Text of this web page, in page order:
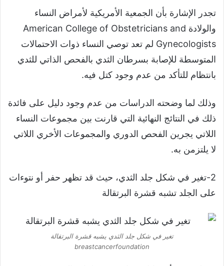
تجدر الإشارة بأن الجمعية الأمريكية لأمراض النساء
والولادة American College of Obstetricians and
Gynecologists لم تعد توصي النساء ذوات الاحتمالات
المتوسطة للإصابة بسرطان الثدي بالفحص الذاتي للثدي
بانتظام للتأكد من عدم وجود كتل فيه.
وذلك لما وضحته الدراسات من عدم وجود دليل على فائدة
ذلك في النتائج النهائية التي قارنت بين مجموعات النساء
اللاتي يجرين الفحص الدوري والمجموعات الأخري اللاتي
لا يلتزمن به.
2-تغير في شكل جلد الثدي، حيث قد تظهر حفر أو نتوءات
على الجلد تشبه قشرة البرتقالة
تغير في شكل جلد الثدي يشبه قشرة البرتقالة
breastcancerfoundation